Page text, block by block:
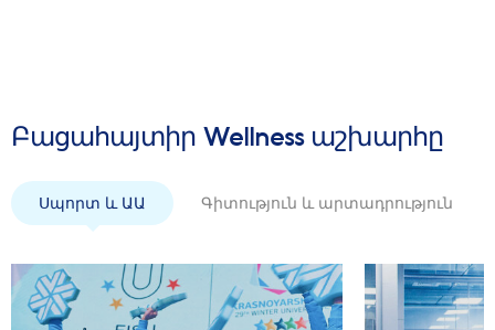
Բացահայտիր Wellness աշխարհը
Սպորտ և ԱԱ Գիտություն և արտադրություն